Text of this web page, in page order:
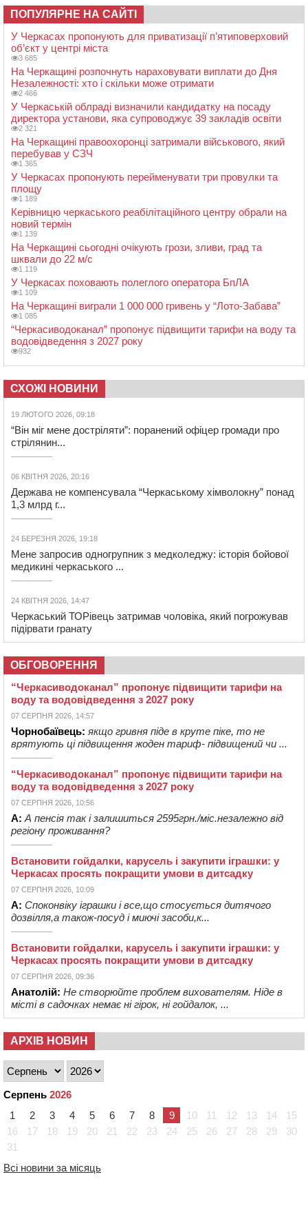
ПОПУЛЯРНЕ НА САЙТІ
У Черкасах пропонують для приватизації п’ятиповерховий
об’єкт у центрі міста
3 685
На Черкащині розпочнуть нараховувати виплати до Дня
Незалежності: хто і скільки може отримати
2 466
У Черкаській облраді визначили кандидатку на посаду
директора установи, яка супроводжує 39 закладів освіти
2 321
На Черкащині правоохоронці затримали військового, який
перебував у СЗЧ
1 365
У Черкасах пропонують перейменувати три провулки та
площу
1 189
Керівницю черкаського реабілітаційного центру обрали на
новий термін
1 139
На Черкащині сьогодні очікують грози, зливи, град та
шквали до 22 м/с
1 119
У Черкасах поховають полеглого оператора БпЛА
1 109
На Черкащині виграли 1 000 000 гривень у “Лото-Забава”
1 085
“Черкасиводоканал” пропонує підвищити тарифи на воду та
водовідведення з 2027 року
932
СХОЖІ НОВИНИ
19 ЛЮТОГО 2026, 09:18
“Він міг мене достріляти”: поранений офіцер громади про
стрілянин...
06 КВІТНЯ 2026, 20:16
Держава не компенсувала “Черкаському хімволокну” понад
1,3 млрд г...
24 БЕРЕЗНЯ 2026, 19:18
Мене запросив одногрупник з медколеджу: історія бойової
медикині черкаського ...
24 КВІТНЯ 2026, 14:47
Черкаський ТОРівець затримав чоловіка, який погрожував
підірвати гранату
ОБГОВОРЕННЯ
“Черкасиводоканал” пропонує підвищити тарифи на
воду та водовідведення з 2027 року
07 СЕРПНЯ 2026, 14:57
Чорнобаївець: якщо гривня піде в круте піке, то не
врятують ці підвищення жоден тариф- підвищений чи ...
“Черкасиводоканал” пропонує підвищити тарифи на
воду та водовідведення з 2027 року
07 СЕРПНЯ 2026, 10:56
А: А пенсія так і залишиться 2595грн./міс.незалежно від
регіону проживання?
Встановити гойдалки, карусель і закупити іграшки: у
Черкасах просять покращити умови в дитсадку
07 СЕРПНЯ 2026, 10:09
А: Споконвіку іграшки і все,що стосується дитячого
дозвілля,а також-посуд і миючі засоби,к...
Встановити гойдалки, карусель і закупити іграшки: у
Черкасах просять покращити умови в дитсадку
07 СЕРПНЯ 2026, 09:36
Анатолій: Не створюйте проблем вихователям. Ніде в
місті в садочках немає ні гірок, ні гойдалок, ...
АРХІВ НОВИН
Серпень 2026
1
2 3 4 5 6 7 8 9 10 11 12 13 14
15
16
17 18 19 20 21 22 23 24 25 26 27 28 29
30
31
Всі новини за місяць